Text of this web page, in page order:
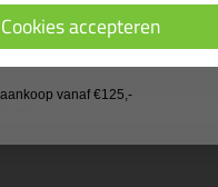
voor onder andere
Cookies accepteren
geen cadeau
vanaf €125,-